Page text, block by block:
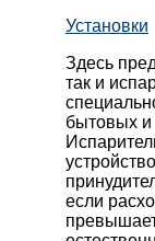
Установки
Здесь
так и
бытовых и
если